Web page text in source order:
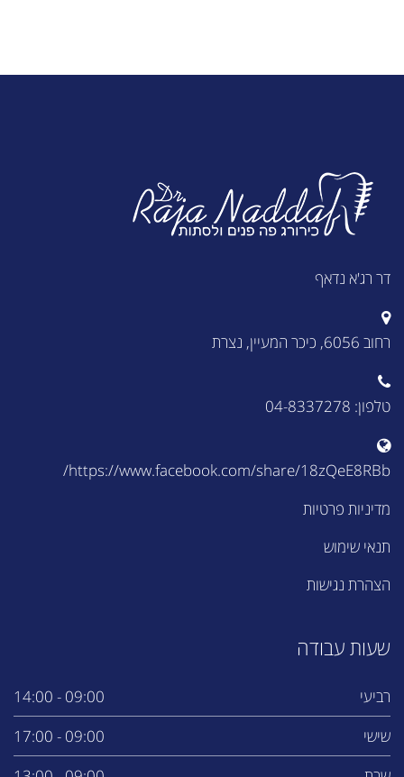
דר רג'א נדאף
רחוב 6056, כיכר המעיין, נצרת
טלפון: 04-8337278
https://www.facebook.com/share/18zQeE8RBb/
מדיניות פרטיות
תנאי שימוש
הצהרת נגישות
שעות עבודה
רביעי
09:00 - 14:00
שישי
09:00 - 17:00